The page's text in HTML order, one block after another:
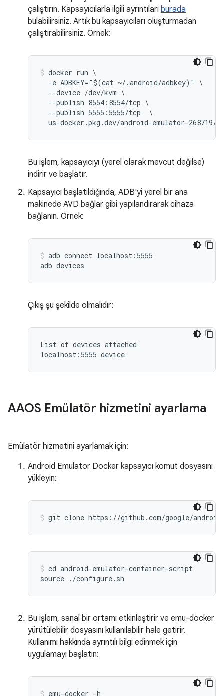
çalıştırın. Kapsayıcılarla ilgili ayrıntıları burada
bulabilirsiniz. Artık bu kapsayıcıları oluşturmadan
çalıştırabilirsiniz. Örnek:
docker run \
  -e ADBKEY="$(cat ~/.android/adbkey)" \
  --device /dev/kvm \
  --publish 8554:8554/tcp \
  --publish 5555:5555/tcp  \
Bu işlem, kapsayıcıyı (yerel olarak mevcut değilse)
indirir ve başlatır.
Kapsayıcı başlatıldığında, ADB'yi yerel bir ana
makinede AVD bağlar gibi yapılandırarak cihaza
bağlanın. Örnek:
adb connect localhost:5555
Çıkış şu şekilde olmalıdır:
List of devices attached
localhost:5555 device
AAOS Emülatör hizmetini ayarlama
Emülatör hizmetini ayarlamak için:
Android Emulator Docker kapsayıcı komut dosyasını
yükleyin:
cd android-emulator-container-script
Bu işlem, sanal bir ortamı etkinleştirir ve emu-docker
yürütülebilir dosyasını kullanılabilir hale getirir.
Kullanımı hakkında ayrıntılı bilgi edinmek için
uygulamayı başlatın: